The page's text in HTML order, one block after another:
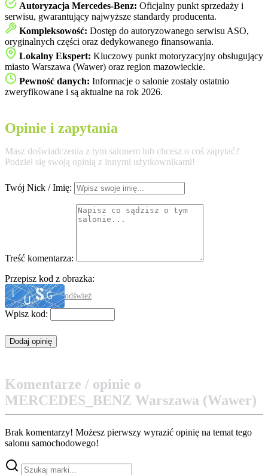
Autoryzacja Mercedes-Benz: Oficjalny punkt sprzedaży i
serwisu, gwarantujący najwyższe standardy producenta.
Kompleksowość: Dostęp do autoryzowanego serwisu ASO,
oryginalnych części oraz dedykowanego finansowania.
Lokalny Ekspert: Kluczowy punkt motoryzacyjny obsługujący
miasto Warszawa (Wawer) oraz region mazowieckie.
Pewność danych: Informacje o salonie zostały ostatnio
zweryfikowane i są aktualne na rok 2026.
Opinie i zapytania
Masz doświadczenia z tym salonem lub chcesz o coś zapytać?
Podziel się swoją opinią z innymi użytkownikami!
Twój Nick / Imię:
Treść komentarza:
Przepisz kod z obrazka:
odśwież
Wpisz kod:
Komentarze / opinie o
MERCEDES_BENZ Warszawa (Wawer)
Brak komentarzy! Możesz pierwszy wyrazić opinię na temat tego
salonu samochodowego!